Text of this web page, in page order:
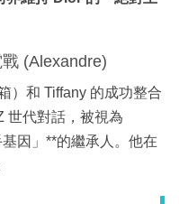
(Alexandre)
）和 Tiffany 的成功整合
世代對話，被視為
因」**的繼承人。他在